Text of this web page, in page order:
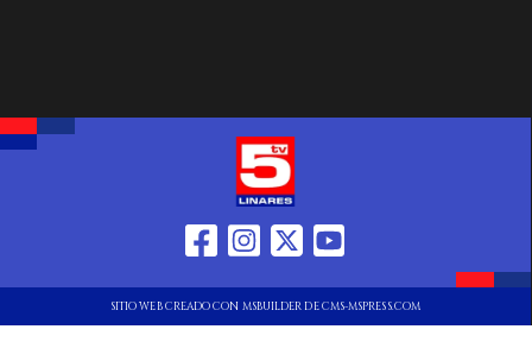
SITIO WEB CREADO CON MSBUILDER DE CMS-MSPRESS.COM